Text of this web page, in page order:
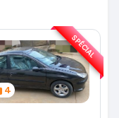
4
SPÉCIAL